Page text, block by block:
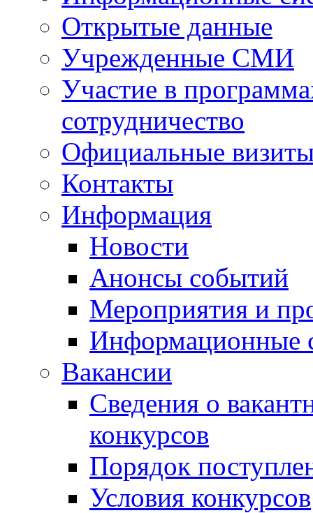
Открытые данные
Учрежденные СМИ
Участие в
сотрудничество
Официальные
Контакты
Информация
Новости
Анонсы событий
Мероприятия и
Информационные
Вакансии
Сведения о
конкурсов
Порядок
Условия конкурсов